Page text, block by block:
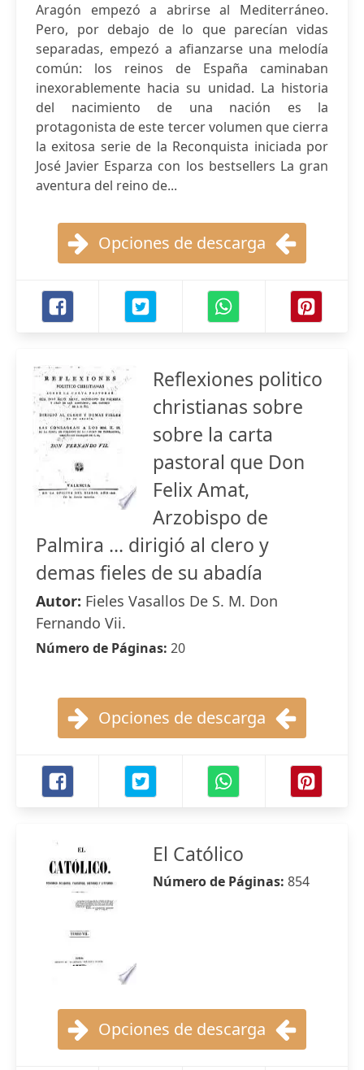
Aragón empezó a abrirse al Mediterráneo.
Pero, por debajo de lo que parecían vidas
separadas, empezó a afianzarse una melodía
común: los reinos de España caminaban
inexorablemente hacia su unidad. La historia
del nacimiento de una nación es la
protagonista de este tercer volumen que cierra
la exitosa serie de la Reconquista iniciada por
José Javier Esparza con los bestsellers La gran
aventura del reino de...
Opciones de descarga
Reflexiones politico
christianas sobre
sobre la carta
pastoral que Don
Felix Amat,
Arzobispo de
Palmira ... dirigió al clero y
demas fieles de su abadía
Autor: Fieles Vasallos De S. M. Don
Fernando Vii.
Número de Páginas: 20
Opciones de descarga
El Católico
Número de Páginas: 854
Opciones de descarga